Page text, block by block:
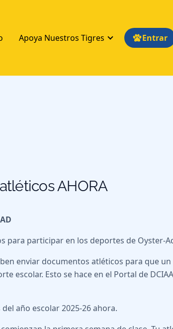
Apoya Nuestros Tigres Entrar
AHORA
para participar en los deportes de Oyster-
enviar documentos atléticos para que un
escolar. Esto se hace en el Portal de DCIAA
año escolar 2025-26 ahora.